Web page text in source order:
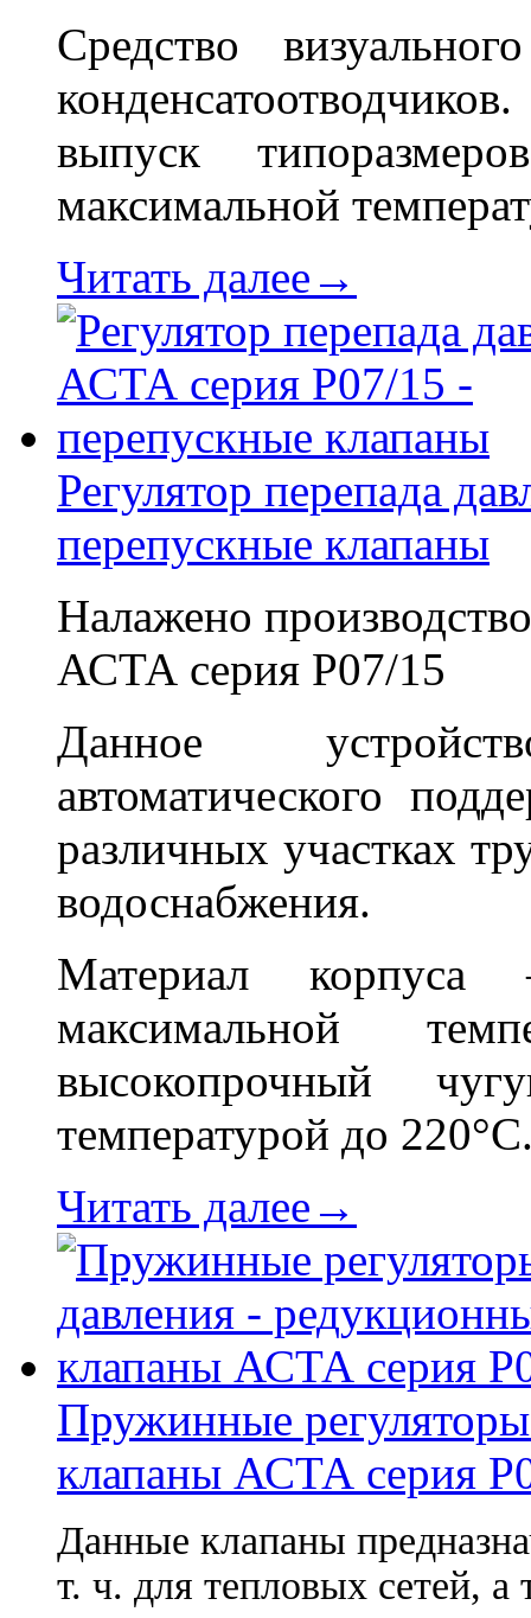
Средство
выпуск
максимальной
Читать далее→
Регулятор перепада
перепускные клапаны
Налажено
АСТА серия Р07/15
Данное
автоматического
различных участках
водоснабжения.
Материал
максимальной
высокопрочный
температурой до
Читать далее→
Пружинные
клапаны АСТА серия
Данные клапаны
т. ч. для тепловых сетей,